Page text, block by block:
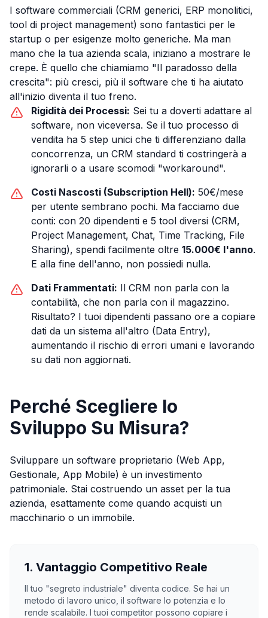
I software commerciali (CRM generici, ERP monolitici,
tool di project management) sono fantastici per le
startup o per esigenze molto generiche. Ma man
mano che la tua azienda scala, iniziano a mostrare le
crepe. È quello che chiamiamo "Il paradosso della
crescita": più cresci, più il software che ti ha aiutato
all'inizio diventa il tuo freno.
Rigidità dei Processi: Sei tu a doverti adattare al
software, non viceversa. Se il tuo processo di
vendita ha 5 step unici che ti differenziano dalla
concorrenza, un CRM standard ti costringerà a
ignorarli o a usare scomodi "workaround".
Costi Nascosti (Subscription Hell): 50€/mese
per utente sembrano pochi. Ma facciamo due
conti: con 20 dipendenti e 5 tool diversi (CRM,
Project Management, Chat, Time Tracking, File
Sharing), spendi facilmente oltre 15.000€ l'anno.
E alla fine dell'anno, non possiedi nulla.
Dati Frammentati: Il CRM non parla con la
contabilità, che non parla con il magazzino.
Risultato? I tuoi dipendenti passano ore a copiare
dati da un sistema all'altro (Data Entry),
aumentando il rischio di errori umani e lavorando
su dati non aggiornati.
Perché Scegliere lo
Sviluppo Su Misura?
Sviluppare un software proprietario (Web App,
Gestionale, App Mobile) è un investimento
patrimoniale. Stai costruendo un asset per la tua
azienda, esattamente come quando acquisti un
macchinario o un immobile.
1. Vantaggio Competitivo Reale
Il tuo "segreto industriale" diventa codice. Se hai un
metodo di lavoro unico, il software lo potenzia e lo
rende scalabile. I tuoi competitor possono copiare i